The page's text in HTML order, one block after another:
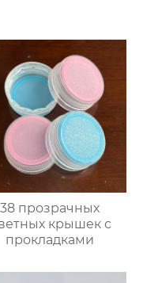
38 прозрачных
крышек с
прокладками